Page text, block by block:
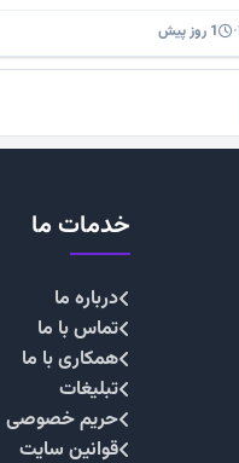
· 1 روز پیش
خدمات ما
درباره ما
تماس با ما
همکاری با ما
تبلیغات
حریم خصوصی
قوانین سایت